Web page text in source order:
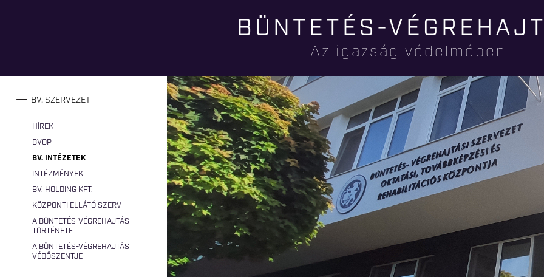
tartalomra
BÜNTETÉS-
Az igazság védelmében
BV. SZERVEZET
HÍREK
BVOP
BV. INTÉZETEK
INTÉZMÉNYEK
BV. HOLDING KFT.
KÖZPONTI ELLÁTÓ SZERV
A BÜNTETÉS-VÉGREHAJTÁS
TÖRTÉNETE
A BÜNTETÉS-VÉGREHAJTÁS
VÉDŐSZENTJE